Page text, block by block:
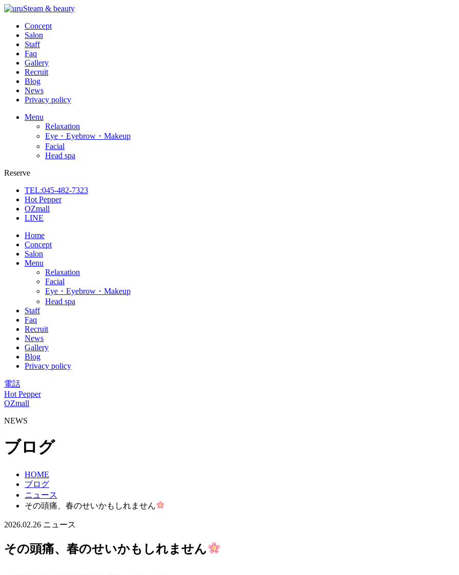
Concept
Salon
Staff
Faq
Gallery
Recruit
Blog
News
Privacy policy
Menu
Relaxation
Eye・Eyebrow・Makeup
Facial
Head spa
Reserve
TEL:045-482-7323
Hot Pepper
OZmall
LINE
Home
Concept
Salon
Menu
Relaxation
Facial
Eye・Eyebrow・Makeup
Head spa
Staff
Faq
Recruit
News
Gallery
Blog
Privacy policy
電話
Hot Pepper
OZmall
NEWS
ブログ
HOME
ブログ
ニュース
その頭痛、春のせいかもしれません
2026.02.26 ニュース
その頭痛、春のせいかもしれません